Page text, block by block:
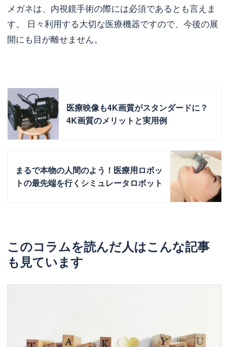
メガネは、内視鏡手術の際には必須であるとも言えま
す。 日々利用する大切な医療機器ですので、今後の展
開にも目が離せません。
医療映像も4K画質がスタンダードに？
4K画質のメリットと実用例
まるで本物の人間のよう！医療用ロボッ
トの最先端を行くシミュレータロボット
このコラムを読んだ人はこんな記事
も見ています